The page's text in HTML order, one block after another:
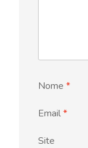
Nome *
Email*
Site